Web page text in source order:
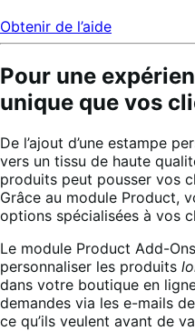
Obtenir de l’aide
Pour une
unique que vos
De l’ajout d’une estampe
vers un tissu de haute
produits peut pousser vos
Grâce au module Product,
options spécialisées à vos
Le module Product Add-
personnaliser les produits
dans votre boutique en
demandes via les e-mails
ce qu’ils veulent avant de